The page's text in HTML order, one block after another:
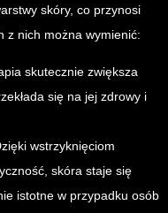
skóry, co przynosi
z nich można wymienić:
skutecznie zwiększa
się na jej zdrowy i
wstrzyknięciom
skóra staje się
istotne w przypadku osób